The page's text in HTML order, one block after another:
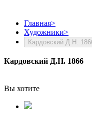
Главная>
Художники>
Кардовский Д.Н.
Кардовский Д.Н. 1866
Вы хотите